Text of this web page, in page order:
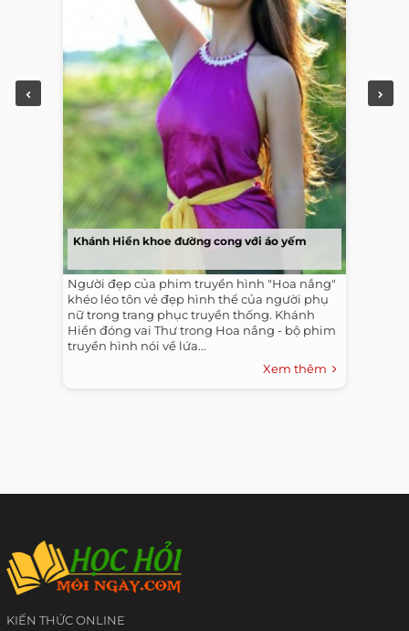
Khánh Hiền khoe đường cong với áo yếm
Người đẹp của phim truyền hình "Hoa nắng"
khéo léo tôn vẻ đẹp hình thể của người phụ
nữ trong trang phục truyền thống. Khánh
Hiền đóng vai Thư trong Hoa nắng - bộ phim
truyền hình nói về lứa...
Xem thêm
KIẾN THỨC ONLINE